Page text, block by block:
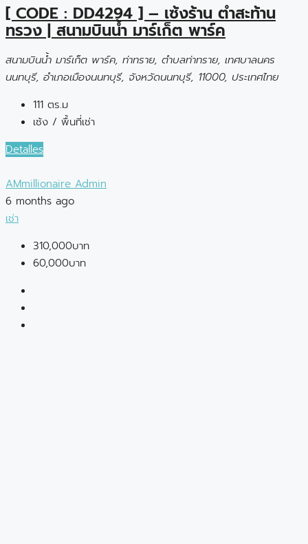
[ CODE : DD4294 ] – เซ้งร้าน ตำสะท้าน
ทรวง | สนามบินน้ำ มาร์เก็ต พาร์ค
สนามบินน้ำ มาร์เก็ต พาร์ค, ท่าทราย, ตำบลท่าทราย, เทศบาลนคร
นนทบุรี, อำเภอเมืองนนทบุรี, จังหวัดนนทบุรี, 11000, ประเทศไทย
111 ตร.ม
เซ้ง / พื้นที่เช่า
Detalles
AMmillionaire Admin
6 months ago
เช่า
310,000บาท
60,000บาท